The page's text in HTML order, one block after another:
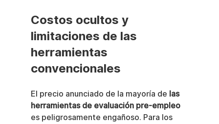
Costos ocultos y
limitaciones de las
herramientas
convencionales
El precio anunciado de la mayoría de las
herramientas de evaluación pre-empleo
es peligrosamente engañoso. Para los